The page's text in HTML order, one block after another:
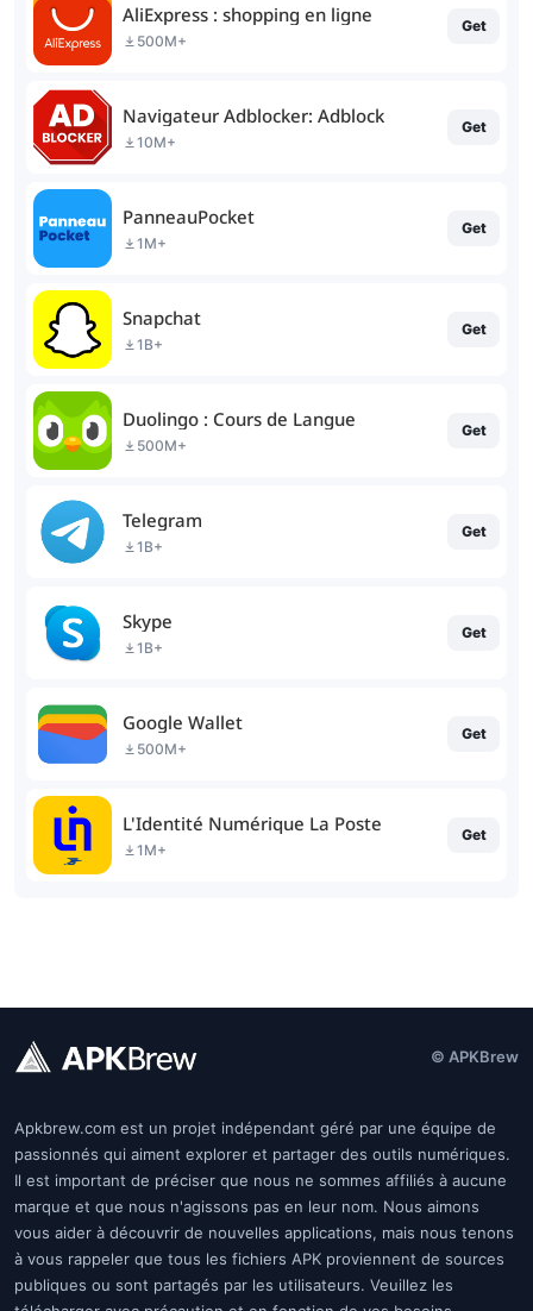
AliExpress : shopping en ligne
500M+
Get
Navigateur Adblocker: Adblock
10M+
Get
PanneauPocket
1M+
Get
Snapchat
1B+
Get
Duolingo : Cours de Langue
500M+
Get
Telegram
1B+
Get
Skype
1B+
Get
Google Wallet
500M+
Get
L'Identité Numérique La Poste
1M+
Get
© APKBrew
Apkbrew.com est un projet indépendant géré par une équipe de
passionnés qui aiment explorer et partager des outils numériques.
Il est important de préciser que nous ne sommes affiliés à aucune
marque et que nous n'agissons pas en leur nom. Nous aimons
vous aider à découvrir de nouvelles applications, mais nous tenons
à vous rappeler que tous les fichiers APK proviennent de sources
publiques ou sont partagés par les utilisateurs. Veuillez les